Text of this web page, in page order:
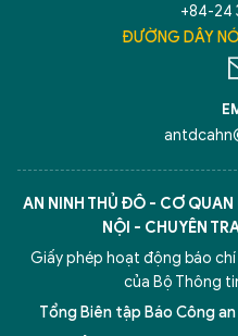
+84-24
ĐƯỜNG DÂY
AN NINH THỦ ĐÔ - CƠ
NỘI - CHUYÊN
Giấy phép hoạt động báo chí
của Bộ Thông
Tổng Biên tập Báo Công an